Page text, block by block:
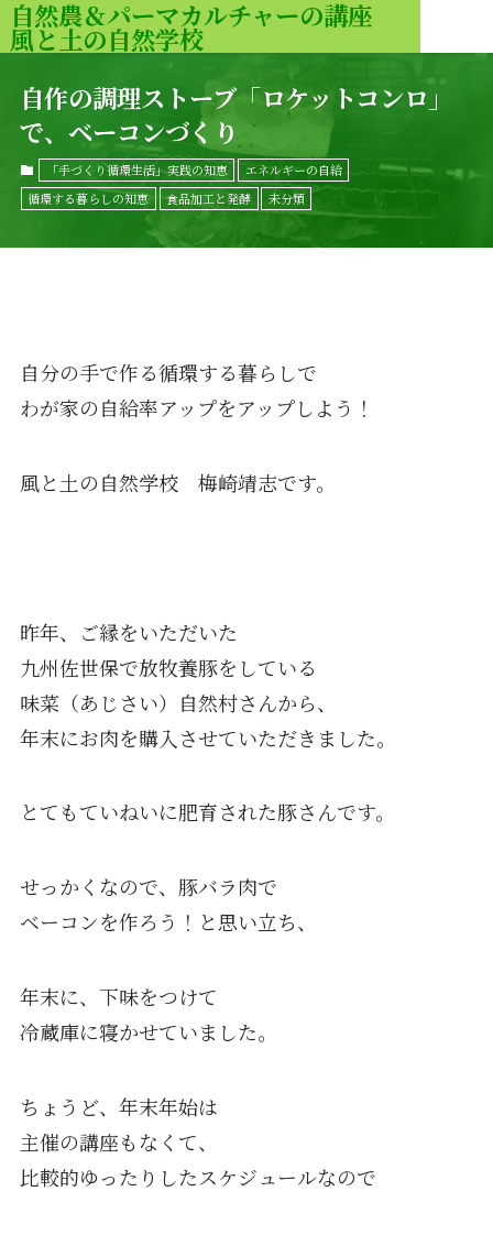
自然農＆パーマカルチャーの講座
風と土の自然学校
自作の調理ストーブ「ロケットコンロ」
で、ベーコンづくり
「手づくり循環生活」実践の知恵
エネルギーの自給
循環する暮らしの知恵
食品加工と発酵 未分類
自分の手で作る循環する暮らしで
わが家の自給率アップをアップしよう！
風と土の自然学校 梅崎靖志です。
昨年、ご縁をいただいた
九州佐世保で放牧養豚をしている
味菜（あじさい）自然村さんから、
年末にお肉を購入させていただきました。
とてもていねいに肥育された豚さんです。
せっかくなので、豚バラ肉で
ベーコンを作ろう！と思い立ち、
年末に、下味をつけて
冷蔵庫に寝かせていました。
ちょうど、年末年始は
主催の講座もなくて、
比較的ゆったりしたスケジュールなので